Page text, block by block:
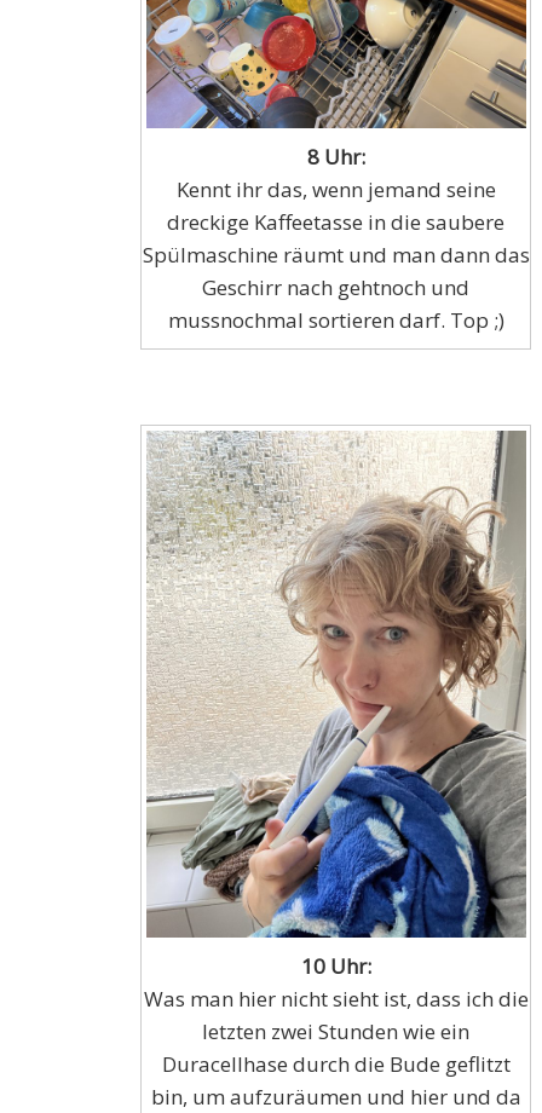
8 Uhr:
Kennt ihr das, wenn jemand seine
dreckige Kaffeetasse in die saubere
Spülmaschine räumt und man dann das
Geschirr nach gehtnoch und
mussnochmal sortieren darf. Top ;)
10 Uhr:
Was man hier nicht sieht ist, dass ich die
letzten zwei Stunden wie ein
Duracellhase durch die Bude geflitzt
bin, um aufzuräumen und hier und da